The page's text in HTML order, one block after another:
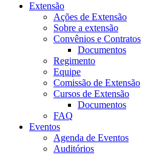
Extensão
Ações de Extensão
Sobre a extensão
Convênios e Contratos
Documentos
Regimento
Equipe
Comissão de Extensão
Cursos de Extensão
Documentos
FAQ
Eventos
Agenda de Eventos
Auditórios